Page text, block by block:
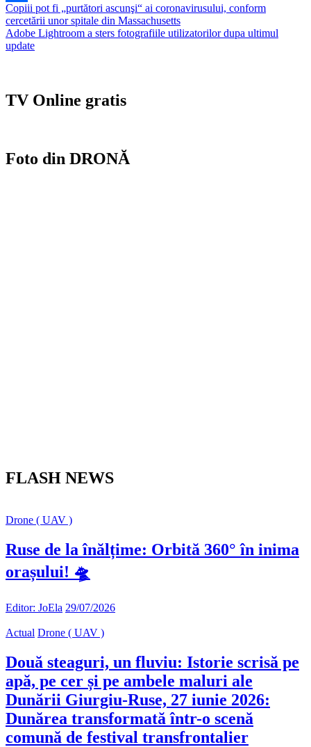
Partajează
Navigare
în
articole
Copiii pot fi „purtători ascunşi“ ai coronavirusului, conform
cercetării unor spitale din Massachusetts
Adobe Lightroom a sters fotografiile utilizatorilor dupa ultimul
update
TV Online gratis
Foto din DRONĂ
FLASH NEWS
Drone ( UAV )
Ruse de la înălțime: Orbită 360° în inima
orașului! 🛸
Editor: JoEla 29/07/2026
Actual Drone ( UAV )
Două steaguri, un fluviu: Istorie scrisă pe
apă, pe cer și pe ambele maluri ale
Dunării Giurgiu-Ruse, 27 iunie 2026:
Dunărea transformată într-o scenă
comună de festival transfrontalier